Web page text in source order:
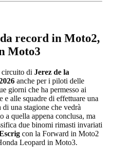
record in Moto2,
Moto3
circuito di Jerez de la
anche per i piloti delle
giorni che ha permesso ai
e alle squadre di effettuare una
una stagione che vedrà
a quella appena conclusa, ma
due binomi rimasti invariati
con la Forward in Moto2
Leopard in Moto3.